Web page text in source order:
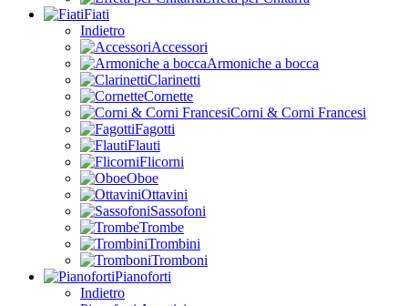
Fiati
Indietro
Accessori
Armoniche a bocca
Clarinetti
Cornette
Corni & Corni Francesi
Fagotti
Flauti
Flicorni
Oboe
Ottavini
Sassofoni
Trombe
Trombini
Tromboni
Pianoforti
Indietro